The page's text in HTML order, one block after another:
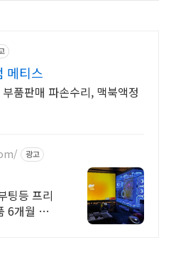
메티스
품판매 파손수리, 맥북액정
광고
팅등 프리
6개월 무